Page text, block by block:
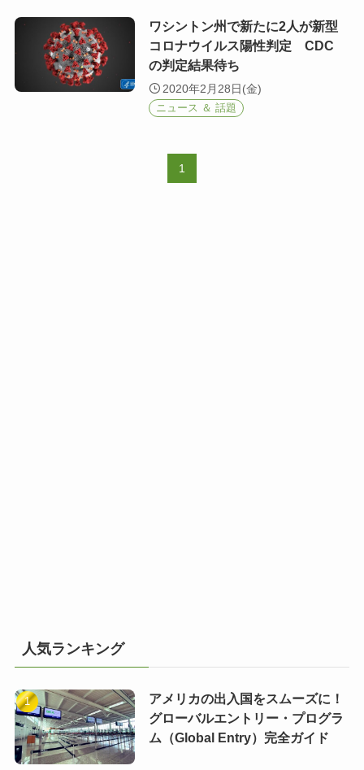
ワシントン州で新たに2人が新型
コロナウイルス陽性判定 CDC
の判定結果待ち
2020年2月28日(金)
ニュース ＆ 話題
1
人気ランキング
アメリカの出入国をスムーズに！
グローバルエントリー・プログラ
ム（Global Entry）完全ガイド